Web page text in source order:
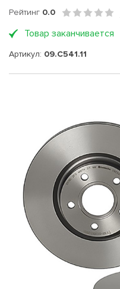
Рейтинг 0.0
Товар заканчивается
Артикул: 09.C541.11